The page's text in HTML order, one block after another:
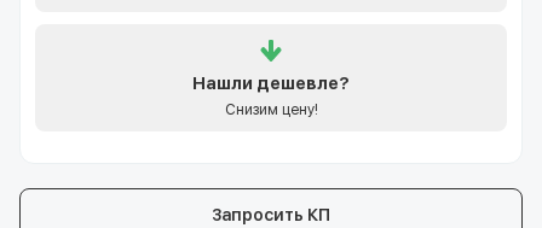
Нашли дешевле?
Снизим цену!
Запросить КП